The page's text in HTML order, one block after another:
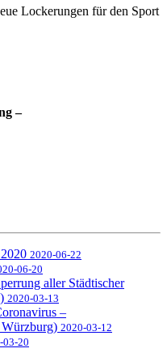
Lockerungen für den Sport
–
2020-06-22
06-20
aller Städtischer
2020-03-13
–
2020-03-12
03-20